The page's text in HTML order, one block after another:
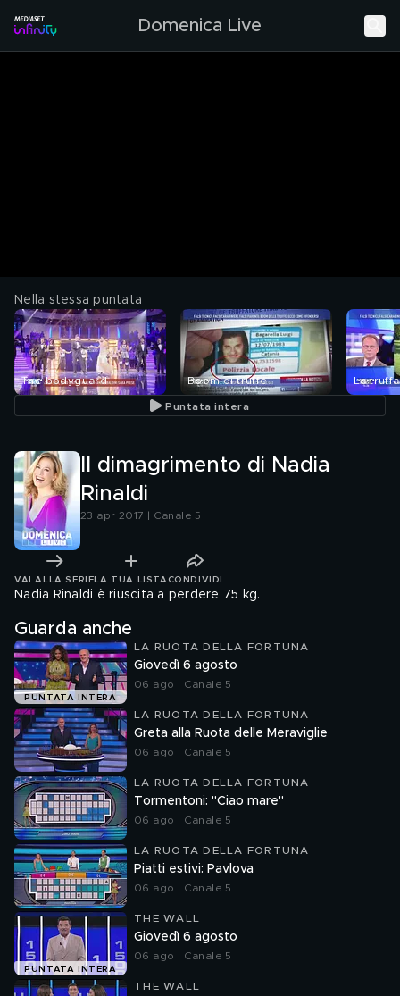
Domenica Live
Nella stessa puntata
The bodyguard Boom di truffe La
Puntata intera
Il dimagrimento di Nadia
Rinaldi
23 apr 2017 | Canale 5
VAI ALLA SERIE LA TUA LISTA CONDIVIDI
Nadia Rinaldi è riuscita a perdere 75 kg.
Guarda anche
PUNTATA INTERA
LA RUOTA DELLA FORTUNA
Giovedì 6 agosto
06 ago | Canale 5
LA RUOTA DELLA FORTUNA
Greta alla Ruota delle Meraviglie
06 ago | Canale 5
LA RUOTA DELLA FORTUNA
Tormentoni: "Ciao mare"
06 ago | Canale 5
LA RUOTA DELLA FORTUNA
Piatti estivi: Pavlova
06 ago | Canale 5
PUNTATA INTERA
THE WALL
Giovedì 6 agosto
06 ago | Canale 5
THE WALL